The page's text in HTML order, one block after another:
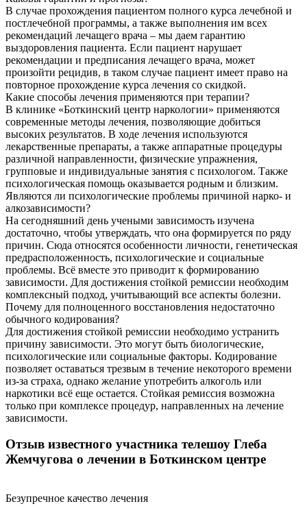
В случае прохождения пациентом полного курса лечебной и
постлечебной программы, а также выполнения им всех
рекомендаций лечащего врача – мы даем гарантию
выздоровления пациента. Если пациент нарушает
рекомендации и предписания лечащего врача, может
произойти рецидив, в таком случае пациент имеет право на
повторное прохождение курса лечения со скидкой.
Какие способы лечения применяются при терапии?
В клинике «Боткинский центр наркологии» применяются
современные методы лечения, позволяющие добиться
высоких результатов. В ходе лечения используются
лекарственные препараты, а также аппаратные процедуры
различной направленности, физические упражнения,
групповые и индивидуальные занятия с психологом. Также
психологическая помощь оказывается родным и близким.
Являются ли психологические проблемы причиной нарко- и
алкозависимости?
На сегодняшний день учеными зависимость изучена
достаточно, чтобы утверждать, что она формируется по ряду
причин. Сюда относятся особенности личности, генетическая
предрасположенность, психологические и социальные
проблемы. Всё вместе это приводит к формированию
зависимости. Для достижения стойкой ремиссии необходим
комплексный подход, учитывающий все аспекты болезни.
Почему для полноценного восстановления недостаточно
обычного кодирования?
Для достижения стойкой ремиссии необходимо устранить
причину зависимости. Это могут быть биологические,
психологические или социальные факторы. Кодирование
позволяет оставаться трезвым в течение некоторого времени
из-за страха, однако желание употребить алкоголь или
наркотики всё еще остается. Стойкая ремиссия возможна
только при комплексе процедур, направленных на лечение
зависимости.
Отзыв известного участника телешоу Глеба
Жемчугова о лечении в Боткинском центре
Безупречное качество лечения